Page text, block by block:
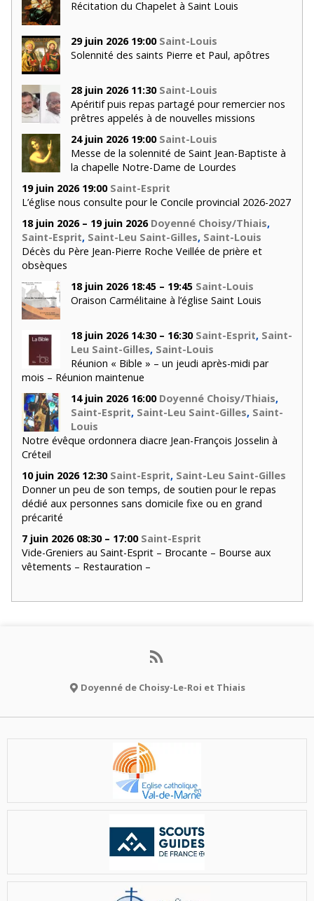
Récitation du Chapelet à Saint Louis
29 juin 2026 19:00 Saint-Louis
Solennité des saints Pierre et Paul, apôtres
28 juin 2026 11:30 Saint-Louis
Apéritif puis repas partagé pour remercier nos
prêtres appelés à de nouvelles missions
24 juin 2026 19:00 Saint-Louis
Messe de la solennité de Saint Jean-Baptiste à
la chapelle Notre-Dame de Lourdes
19 juin 2026 19:00 Saint-Esprit
L’église nous consulte pour le Concile provincial 2026-2027
18 juin 2026 – 19 juin 2026 Doyenné Choisy/Thiais,
Saint-Esprit, Saint-Leu Saint-Gilles, Saint-Louis
Décès du Père Jean-Pierre Roche Veillée de prière et
obsèques
18 juin 2026 18:45 – 19:45 Saint-Louis
Oraison Carmélitaine à l’église Saint Louis
18 juin 2026 14:30 – 16:30 Saint-Esprit, Saint-
Leu Saint-Gilles, Saint-Louis
Réunion « Bible » – un jeudi après-midi par
mois – Réunion maintenue
14 juin 2026 16:00 Doyenné Choisy/Thiais,
Saint-Esprit, Saint-Leu Saint-Gilles, Saint-
Louis
Notre évêque ordonnera diacre Jean-François Josselin à
Créteil
10 juin 2026 12:30 Saint-Esprit, Saint-Leu Saint-Gilles
Donner un peu de son temps, de soutien pour le repas
dédié aux personnes sans domicile fixe ou en grand
précarité
7 juin 2026 08:30 – 17:00 Saint-Esprit
Vide-Greniers au Saint-Esprit – Brocante – Bourse aux
vêtements – Restauration –
Doyenné de Choisy-Le-Roi et Thiais